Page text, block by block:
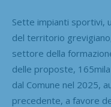
Sette impianti sportivi,
del territorio
settore della
delle proposte,
dal Comune nel 2025,
precedente, a favore